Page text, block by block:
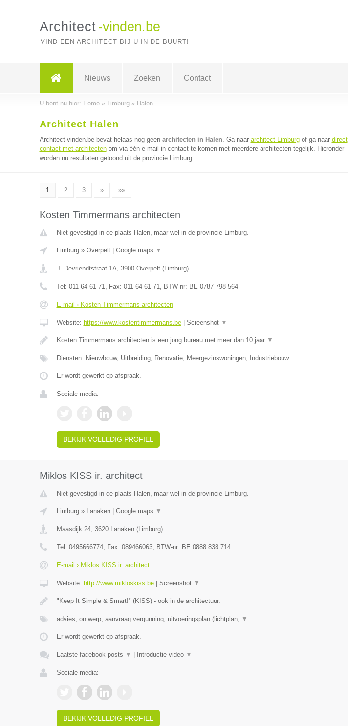
Architect -vinden.be
VIND EEN ARCHITECT BIJ U IN DE BUURT!
Nieuws Zoeken Contact
U bent nu hier: Home» Limburg» Halen
Architect Halen
Architect-vinden.be bevat helaas nog geen architecten in Halen. Ga naar architect Limburgof ga naar direct
contact met architectenom via één e-mail in contact te komen met meerdere architecten tegelijk. Hieronder
worden nu resultaten getoond uit de provincie Limburg.
1 2 3 » »»
Kosten Timmermans architecten
Niet gevestigd in de plaats Halen, maar wel in de provincie Limburg.
Limburg» Overpelt| Google maps ▼
J. Devriendtstraat 1A, 3900 Overpelt(Limburg)
Tel: 011 64 61 71, Fax: 011 64 61 71, BTW-nr: BE 0787 798 564
E-mail › Kosten Timmermans architecten
Website: https://www.kostentimmermans.be| Screenshot ▼
Kosten Timmermans architecten is een jong bureau met meer dan 10 jaar ▼
Diensten: Nieuwbouw, Uitbreiding, Renovatie, Meergezinswoningen, Industriebouw
Er wordt gewerkt op afspraak.
Sociale media:
BEKIJK VOLLEDIG PROFIEL
Miklos KISS ir. architect
Niet gevestigd in de plaats Halen, maar wel in de provincie Limburg.
Limburg» Lanaken| Google maps ▼
Maasdijk 24, 3620 Lanaken(Limburg)
Tel: 0495666774, Fax: 089466063, BTW-nr: BE 0888.838.714
E-mail › Miklos KISS ir. architect
Website: http://www.mikloskiss.be| Screenshot ▼
"Keep It Simple & Smart!" (KISS) - ook in de architectuur.
advies, ontwerp, aanvraag vergunning, uitvoeringsplan (lichtplan, ▼
Er wordt gewerkt op afspraak.
Laatste facebook posts ▼ Introductie video ▼
Sociale media:
BEKIJK VOLLEDIG PROFIEL